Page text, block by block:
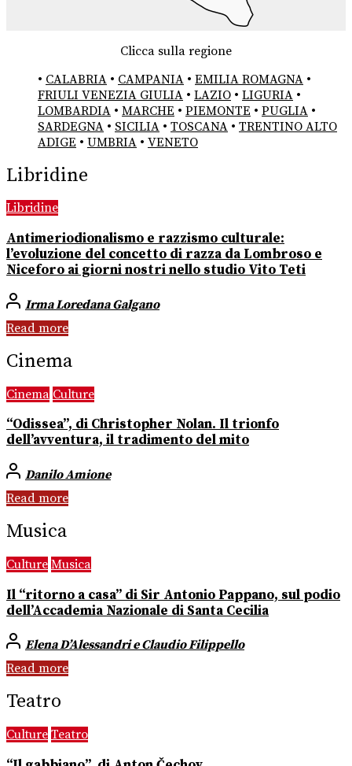
Clicca sulla regione
• CALABRIA • CAMPANIA • EMILIA ROMAGNA •
FRIULI VENEZIA GIULIA • LAZIO • LIGURIA •
LOMBARDIA • MARCHE • PIEMONTE • PUGLIA •
SARDEGNA • SICILIA • TOSCANA • TRENTINO ALTO
ADIGE • UMBRIA • VENETO
Libridine
Libridine
Antimeriodionalismo e razzismo culturale:
l’evoluzione del concetto di razza da Lombroso e
Niceforo ai giorni nostri nello studio Vito Teti
Irma Loredana Galgano
Read more
Cinema
Cinema Culture
“Odissea”, di Christopher Nolan. Il trionfo
dell’avventura, il tradimento del mito
Danilo Amione
Read more
Musica
Culture Musica
Il “ritorno a casa” di Sir Antonio Pappano, sul podio
dell’Accademia Nazionale di Santa Cecilia
Elena D’Alessandri e Claudio Filippello
Read more
Teatro
Culture Teatro